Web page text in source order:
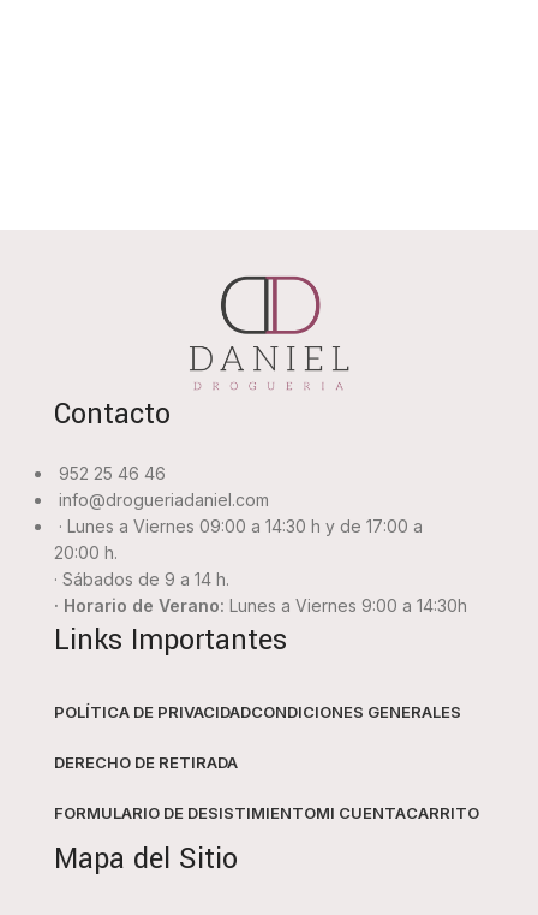
Contacto
952 25 46 46
info@drogueriadaniel.com
· Lunes a Viernes 09:00 a 14:30 h y de 17:00 a
20:00 h.
· Sábados de 9 a 14 h.
· Horario de Verano: Lunes a Viernes 9:00 a 14:30h
Links Importantes
POLÍTICA DE PRIVACIDADCONDICIONES GENERALES
DERECHO DE RETIRADA
FORMULARIO DE DESISTIMIENTOMI CUENTACARRITO
Mapa del Sitio